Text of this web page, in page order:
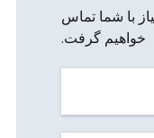
با شما تماس
خواهیم گرفت.